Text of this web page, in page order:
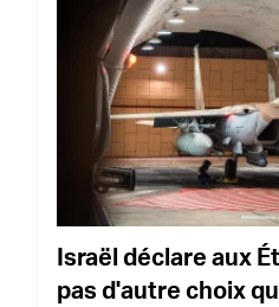
Israël déclare aux
pas d'autre choix